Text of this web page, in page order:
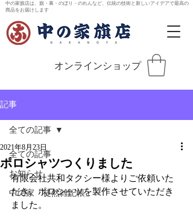
中の家旗店は、旗・幕・のぼり・のれんなど、伝統の技術と新しいアイデアで最高の
商品をお届けします
オンラインショップ
記事
全ての記事
お知らせ
中の家「徒然雑記帳」
全ての記事
ポロシャツつくりました
2021年8月23日
有限会社共和タクシー様よりご依頼いた
だき、ポロシャツを製作させていただき
ました。